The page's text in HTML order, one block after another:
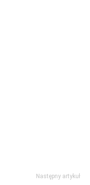
Następny artykuł